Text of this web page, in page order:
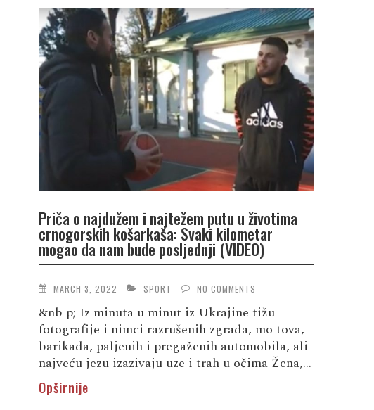
Priča o najdužem i najtežem putu u životima
crnogorskih košarkaša: Svaki kilometar
mogao da nam bude posljednji (VIDEO)
MARCH 3, 2022 SPORT NO COMMENTS
&nb p; Iz minuta u minut iz Ukrajine tižu
fotografije i nimci razrušenih zgrada, mo tova,
barikada, paljenih i pregaženih automobila, ali
najveću jezu izazivaju uze i trah u očima Žena,...
Opširnije